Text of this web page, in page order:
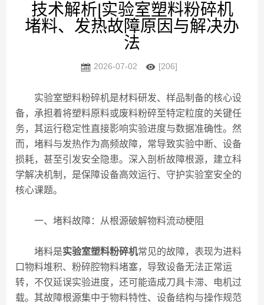
技术解析|实验室塑料粉碎机
堵料、发热故障原因与解决办
法
2026-07-02 [206]
实验室塑料粉碎机是材料研发、样品制备的核心设
备，承担着将塑料原料或废料粉碎至特定粒度的关键任
务，其运行稳定性直接影响实验进度与数据准确性。然
而，堵料与发热作为高频故障，常导致实验中断、设备
损耗，甚至引发安全隐患。深入剖析故障根源，建立科
学解决机制，是保障设备高效运行、守护实验室安全的
核心课题。
一、堵料故障：从根源破解物料流动梗阻
堵料是实验室塑料粉碎机常见的故障，表现为进料
口物料堆积、粉碎腔物料堵塞，导致设备无法正常运
转，不仅延误实验进度，还可能造成刀具卡滞、电机过
载。其故障根源集中于物料特性、设备结构与操作规范